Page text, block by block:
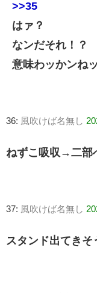
>>35
はァ？
なンだそれ！？
意味わッかンねッ
36: 風吹けば名無し
ねずこ吸収→二部
37: 風吹けば名無し
スタンド出てきそ